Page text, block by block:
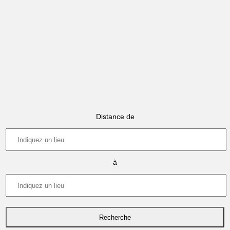
Distance de
à